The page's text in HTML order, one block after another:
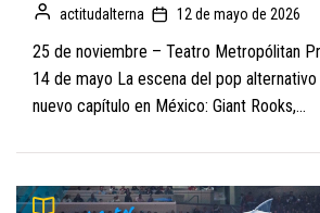
actitudalterna 12 de mayo de 2026
25 de noviembre – Teatro Metropólitan
14 de mayo La escena del pop
nuevo capítulo en México: Giant Rooks,...